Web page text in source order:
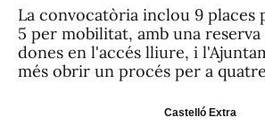
La convocatòria inclou 9
5 per mobilitat, amb una
dones en l'accés lliure, i
més obrir un procés per a
Castelló Extra